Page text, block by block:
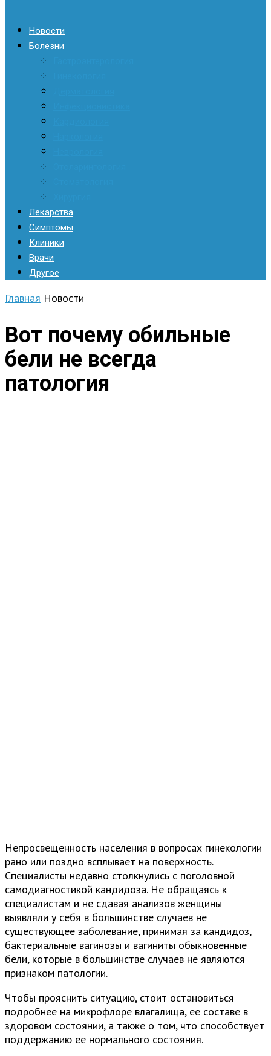
Новости
Болезни
Лекарства
Симптомы
Клиники
Врачи
Другое
Главная Новости
Вот почему обильные
бели не всегда
патология
Непросвещенность населения в вопросах гинекологии
рано или поздно всплывает на поверхность.
Специалисты недавно столкнулись с поголовной
самодиагностикой кандидоза. Не обращаясь к
специалистам и не сдавая анализов женщины
выявляли у себя в большинстве случаев не
существующее заболевание, принимая за кандидоз,
бактериальные вагинозы и вагиниты обыкновенные
бели, которые в большинстве случаев не являются
признаком патологии.
Чтобы прояснить ситуацию, стоит остановиться
подробнее на микрофлоре влагалища, ее составе в
здоровом состоянии, а также о том, что способствует
поддержанию ее нормального состояния.